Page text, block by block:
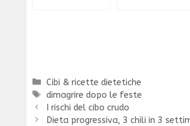
Categorie
Cibi & ricette dietetiche
Tag
dimagrire dopo le feste
I rischi del cibo crudo
Dieta progressiva, 3 chili in 3